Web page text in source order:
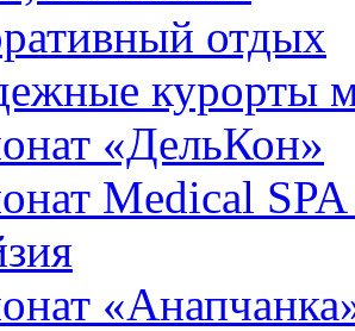
отдых
курорты
«ДельКон»
Medical